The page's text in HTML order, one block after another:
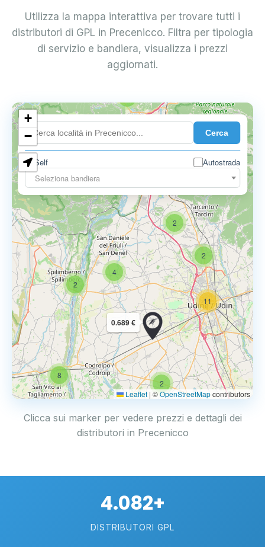
Utilizza la mappa interattiva per trovare tutti i
distributori di GPL in Precenicco. Filtra per tipologia
di servizio e bandiera, visualizza i prezzi
aggiornati.
Cerca
Self
Autostrada
Seleziona bandiera
2
2
2
4
11
2
8
0.689 €
+
−
Leaflet | ©OpenStreetMapcontributors
Clicca sui marker per vedere prezzi e dettagli dei
distributori in Precenicco
4.082+
DISTRIBUTORI GPL